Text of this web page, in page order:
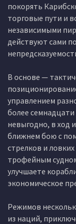
покорять
торговые пути и
независимыми
действуют сами
В основе —
управлением
более
невыгодно, в ход
ближнем бою с
стрелков и
трофейным
улучшаете
экономическое
Режимов
из наций,